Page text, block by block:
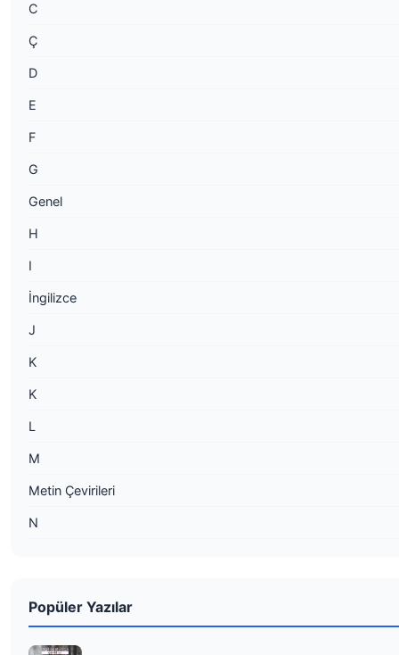
C
Ç
D
E
F
G
Genel
H
I
İngilizce
J
K
K
L
M
Metin Çevirileri
N
Popüler Yazılar